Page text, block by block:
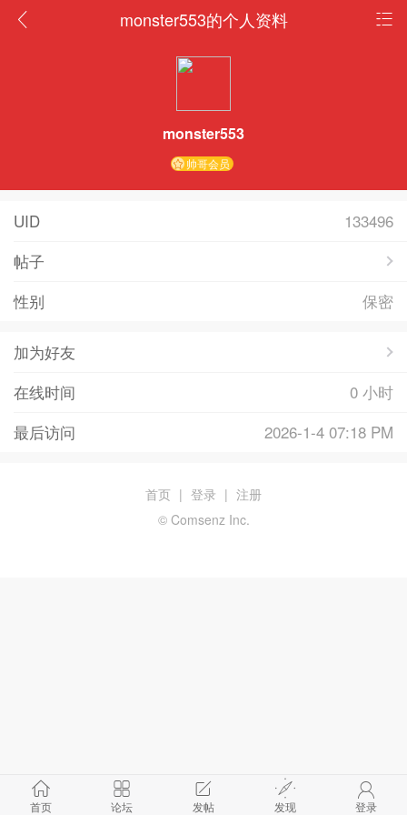
monster553的个人资料
monster553
帅哥会员
UID
133496
帖子
性别
保密
加为好友
在线时间
0 小时
最后访问
2026-1-4 07:18 PM
首页 论坛 发帖 发现 登录
首页 | 登录 | 注册
© Comsenz Inc.